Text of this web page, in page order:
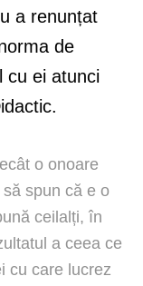
a renunțat
de
cu ei atunci
o onoare
spun că e o
ceilalți, în
a ceea ce
cu care lucrez